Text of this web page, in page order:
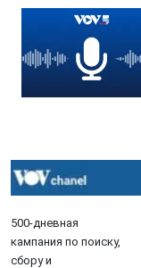
500-дневная
кампания по поиску,
сбору и